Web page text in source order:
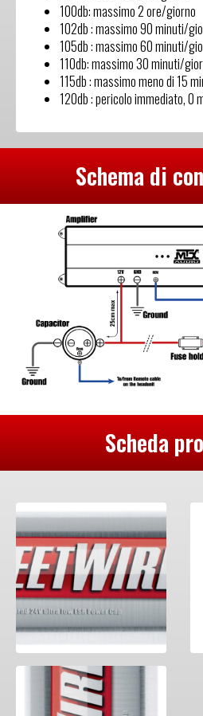
100db: massimo 2 ore/giorno
102db : massimo 90 minuti/
105db : massimo 60 minuti/
110db: massimo 30 minuti/
115db : massimo meno di 15
120db : pericolo immediato, 0
Schema di
Scheda